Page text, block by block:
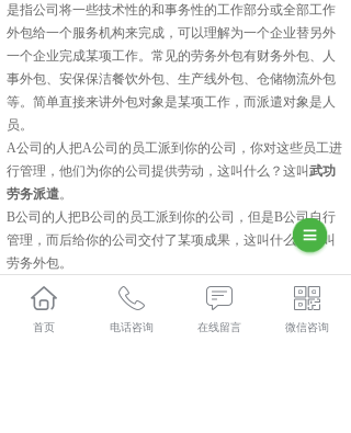
是指公司将一些技术性的和事务性的工作部分或全部工作
外包给一个服务机构来完成，可以理解为一个企业替另外
一个企业完成某项工作。常见的劳务外包有财务外包、人
事外包、安保保洁餐饮外包、生产线外包、仓储物流外包
等。简单直接来讲外包对象是某项工作，而派遣对象是人
员。
A公司的人把A公司的员工派到你的公司，你对这些员工进
行管理，他们为你的公司提供劳动，这叫什么？这叫武功
劳务派遣。
B公司的人把B公司的员工派到你的公司，但是B公司自行
管理，而后给你的公司交付了某项成果，这叫什么？这叫
劳务外包。
劳务派遣和劳务外包作为灵活用工的方式之一，无疑在实
践中为企业解决了许多用工问题。
武功人力资源外包怎么样？武功劳务派遣哪家便宜？武功
首页 电话咨询 在线留言 微信咨询